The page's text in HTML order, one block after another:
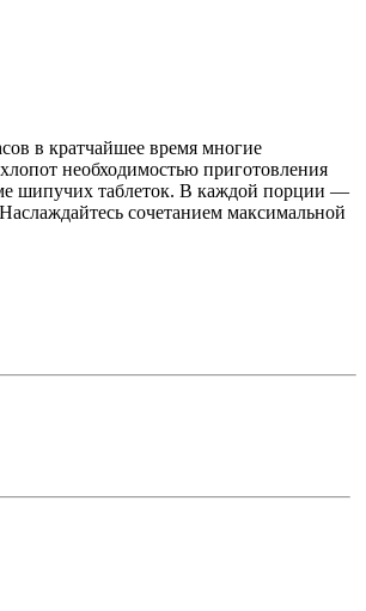
в кратчайшее время многие
необходимостью приготовления
шипучих таблеток. В каждой порции —
сочетанием максимальной